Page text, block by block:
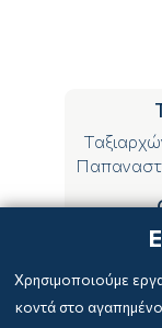
Χρησιμοποιούμε
κοντά στο